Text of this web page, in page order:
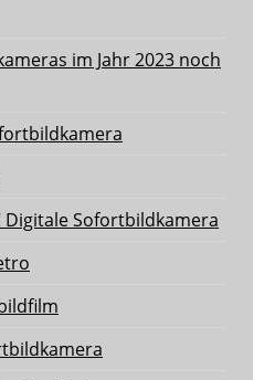
im Jahr 2023 noch
Digitale Sofortbildkamera